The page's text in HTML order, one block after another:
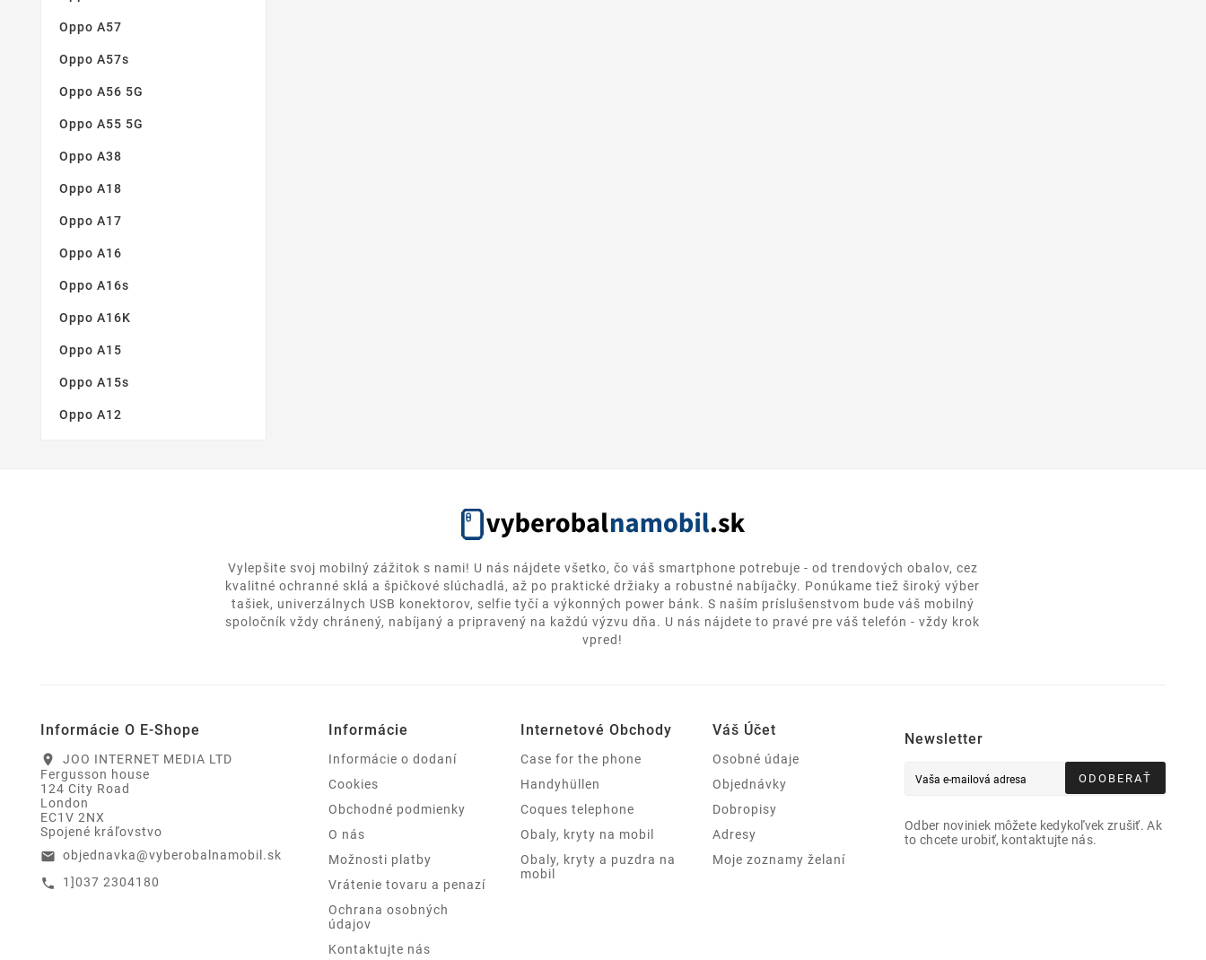
Oppo A57
Oppo A57s
Oppo A56 5G
Oppo A55 5G
Oppo A38
Oppo A18
Oppo A17
Oppo A16
Oppo A16s
Oppo A16K
Oppo A15
Oppo A15s
Oppo A12
Vylepšite svoj mobilný zážitok s nami! U nás nájdete všetko, čo váš smartphone potrebuje - od trendových obalov, cez
kvalitné ochranné sklá a špičkové slúchadlá, až po praktické držiaky a robustné nabíjačky. Ponúkame tiež široký výber
tašiek, univerzálnych USB konektorov, selfie tyčí a výkonných power bánk. S naším príslušenstvom bude váš mobilný
spoločník vždy chránený, nabíjaný a pripravený na každú výzvu dňa. U nás nájdete to pravé pre váš telefón - vždy krok
vpred!
Informácie O E-Shope
location_on
JOO INTERNET MEDIA LTD
Fergusson house
124 City Road
London
EC1V 2NX
Spojené kráľovstvo
email objednavka@vyberobalnamobil.sk
call 1]037 2304180
Informácie
Informácie o dodaní
Cookies
Obchodné podmienky
O nás
Možnosti platby
Vrátenie tovaru a penazí
Ochrana osobných
údajov
Kontaktujte nás
Internetové Obchody
Case for the phone
Handyhüllen
Coques telephone
Obaly, kryty na mobil
Obaly, kryty a puzdra na
mobil
Váš Účet
Osobné údaje
Objednávky
Dobropisy
Adresy
Moje zoznamy želaní
Newsletter
ODOBERAŤ
Odber noviniek môžete kedykoľvek zrušiť. Ak
to chcete urobiť, kontaktujte nás.